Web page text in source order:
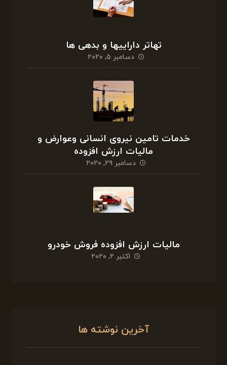
تهاتر داراییها و بدهی ها
دسامبر ۵, ۲۰۲۰
خدمات تامین نیروی انسانی وعوارض و
مالیات ارزش افزوده
دسامبر ۲۹, ۲۰۲۰
مالیات ارزش افزوده فروش خودرو
اکتبر ۲, ۲۰۲۰
آخرین نوشته ها